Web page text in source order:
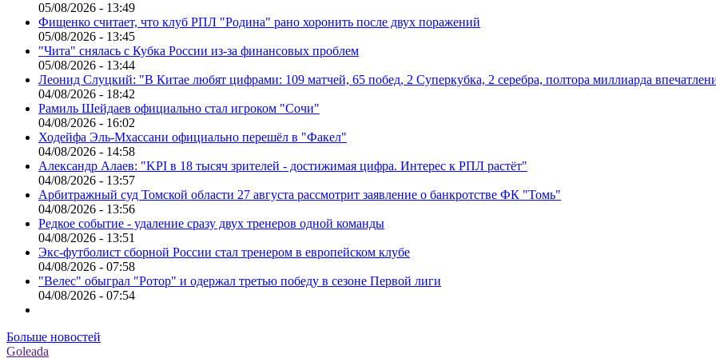
05/08/2026 - 13:49
Фищенко считает, что клуб РПЛ "Родина" рано хоронить после двух поражений
05/08/2026 - 13:45
"Чита" снялась с Кубка России из-за финансовых проблем
05/08/2026 - 13:44
Леонид Слуцкий: "В Китае любят цифрами: 109 матчей, 65 побед, 2 Суперкубка, 2 серебра, полтора миллиарда
04/08/2026 - 18:42
Рамиль Шейдаев официально стал игроком "Сочи"
04/08/2026 - 16:02
Ходейфа Эль-Мхассани официально перешёл в "Факел"
04/08/2026 - 14:58
Александр Алаев: "KPI в 18 тысяч зрителей - достижимая цифра. Интерес к РПЛ растёт"
04/08/2026 - 13:57
Арбитражный суд Томской области 27 августа рассмотрит заявление о банкротстве ФК "Томь"
04/08/2026 - 13:56
Редкое событие - удаление сразу двух тренеров одной команды
04/08/2026 - 13:51
Экс-футболист сборной России стал тренером в европейском клубе
04/08/2026 - 07:58
"Велес" обыграл "Ротор" и одержал третью победу в сезоне Первой лиги
04/08/2026 - 07:54
Больше новостей
Goleada